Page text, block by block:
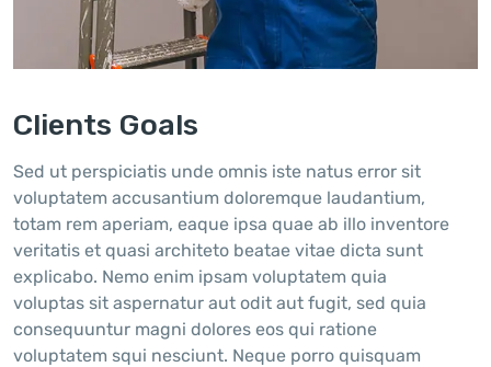
Clients Goals
Sed ut perspiciatis unde omnis iste natus error sit
voluptatem accusantium doloremque laudantium,
totam rem aperiam, eaque ipsa quae ab illo inventore
veritatis et quasi architeto beatae vitae dicta sunt
explicabo. Nemo enim ipsam voluptatem quia
voluptas sit aspernatur aut odit aut fugit, sed quia
consequuntur magni dolores eos qui ratione
voluptatem squi nesciunt. Neque porro quisquam